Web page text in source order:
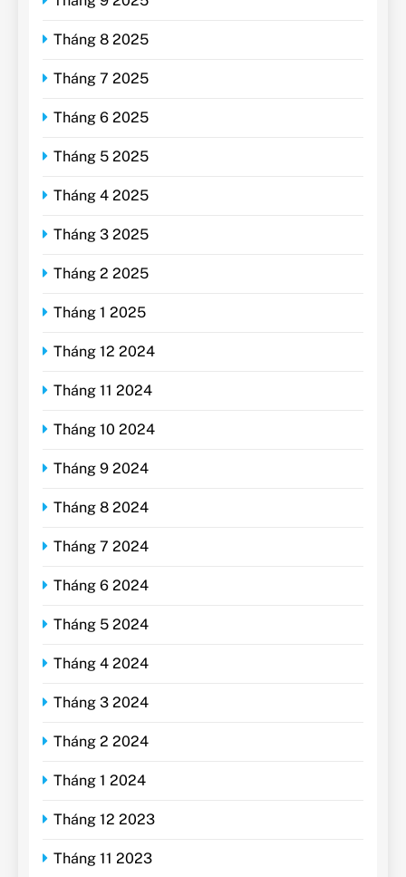
Tháng 8 2025
Tháng 7 2025
Tháng 6 2025
Tháng 5 2025
Tháng 4 2025
Tháng 3 2025
Tháng 2 2025
Tháng 1 2025
Tháng 12 2024
Tháng 11 2024
Tháng 10 2024
Tháng 9 2024
Tháng 8 2024
Tháng 7 2024
Tháng 6 2024
Tháng 5 2024
Tháng 4 2024
Tháng 3 2024
Tháng 2 2024
Tháng 1 2024
Tháng 12 2023
Tháng 11 2023